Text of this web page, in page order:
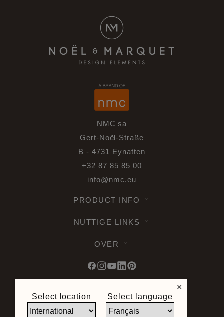
NMC sa
Gert-Noël-Straße
B - 4731 Eynatten
+32 87 85 85 00
info@nmc.eu
PRODUCT INFO
NUTTIGE LINKS
OVER
© 2026 Noel & Marquet. Alle rechten
voorbehouden -
Gegevensbescherming
×
Select location Select language